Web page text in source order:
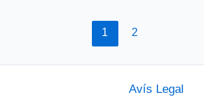
1 2
Avís Legal